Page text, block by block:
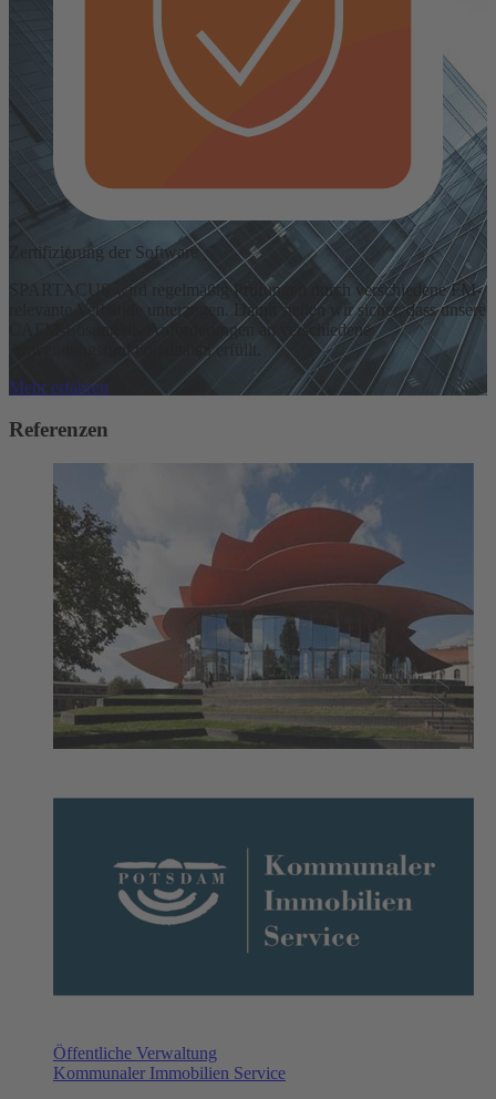
Zertifizierung der Software
SPARTACUS wird regelmäßig Prüfungen durch verschiedene FM-
relevante Verbände unterzogen. Damit stellen wir sicher, dass unsere
CAFM-Lösung die Anforderungen an verschiedene
Anwendungsfunktionalitäten erfüllt.
Mehr erfahren
Referenzen
Öffentliche Verwaltung
Kommunaler Immobilien Service